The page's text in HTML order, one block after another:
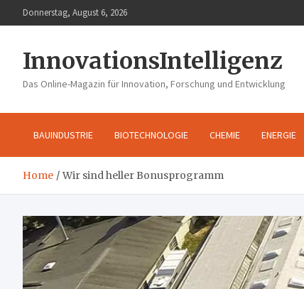
to
Donnerstag, August 6, 2026
InnovationsIntelligenz
Das Online-Magazin für Innovation, Forschung und Entwicklung
BAUINDUSTRIE BIOTECHNOLOGIE CHEMIE ENERGIE
Home Wir sind heller Bonusprogramm